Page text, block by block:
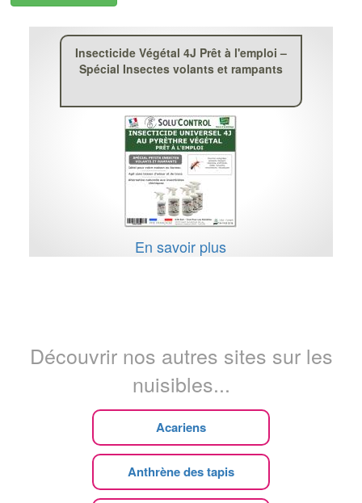
Insecticide Végétal 4J Prêt à l'emploi –
Spécial Insectes volants et rampants
En savoir plus
Découvrir nos autres sites sur les
nuisibles...
Acariens
Anthrène des tapis